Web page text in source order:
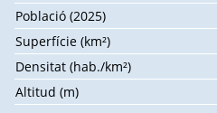
Població (2025)
Superfície (km²)
Densitat (hab./km²)
Altitud (m)